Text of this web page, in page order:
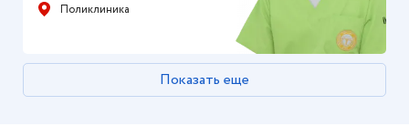
Поликлиника
Показать еще